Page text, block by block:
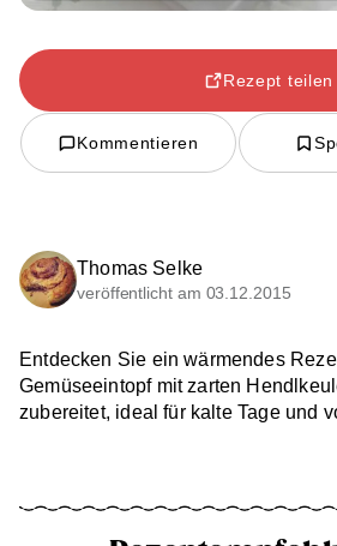
Rezept teilen
Kommentieren
Thomas Selke
veröffentlicht am 03.12.2015
Entdecken Sie ein wärmendes
Gemüseeintopf mit zarten
zubereitet, ideal für kalte Tage und